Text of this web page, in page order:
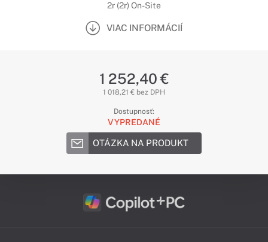
2r (2r) On-Site
VIAC INFORMÁCIÍ
1 252,40 €
1 018,21 € bez DPH
Dostupnosť:
VYPREDANÉ
OTÁZKA NA PRODUKT